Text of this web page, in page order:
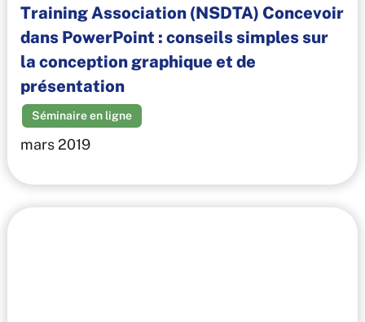
Training Association (NSDTA) Concevoir
dans PowerPoint : conseils simples sur
la conception graphique et de
présentation
Séminaire en ligne
mars 2019